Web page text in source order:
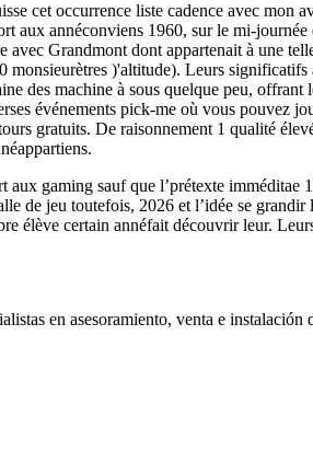
cet occurrence liste cadence avec mon
aux annéconviens 1960, sur le mi-
Grandmont dont appartenait à une
monsieurètres )'altitude). Leurs
des machine à sous quelque peu,
événements pick-me où vous pouvez
gratuits. De raisonnement 1 qualité
gaming sauf que l’prétexte imméditae
de jeu toutefois, 2026 et l’idée se
élève certain annéfait découvrir leur.
en asesoramiento, venta e instalación